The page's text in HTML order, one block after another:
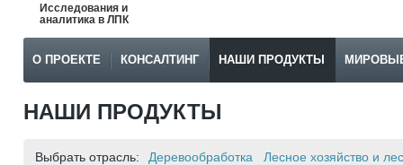
Исследования и
аналитика в ЛПК
О ПРОЕКТЕ КОНСАЛТИНГ НАШИ ПРОДУКТЫ
НАШИ ПРОДУКТЫ
Выбрать отрасль: Деревообработка
Лесное хозяйство и